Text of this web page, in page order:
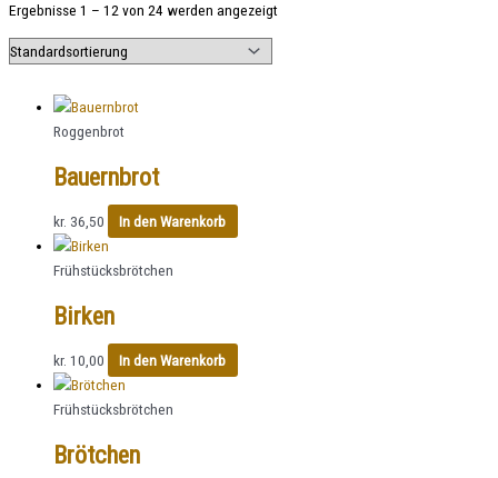
Ergebnisse 1 – 12 von 24 werden angezeigt
Roggenbrot
Bauernbrot
kr. 36,50 In den Warenkorb
Frühstücksbrötchen
Birken
kr. 10,00 In den Warenkorb
Frühstücksbrötchen
Brötchen